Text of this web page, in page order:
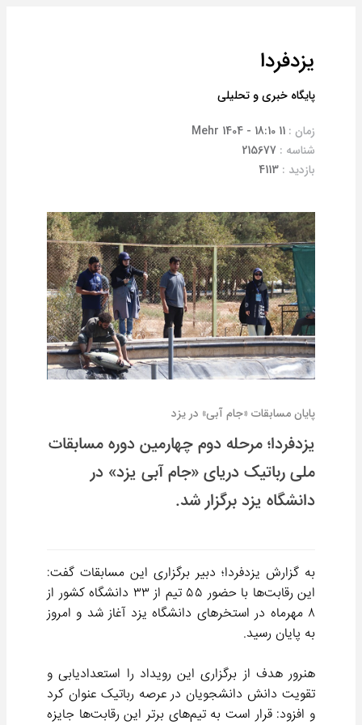
یزدفردا
پایگاه خبری و تحلیلی
زمان : 11 Mehr 1404 - 18:10
شناسه : 215677
بازدید : 4113
پایان مسابقات «جام آبی» در یزد
یزدفردا؛ مرحله دوم چهارمین دوره مسابقات
ملی رباتیک دریای «جام آبی یزد» در
دانشگاه یزد برگزار شد.
به گزارش یزدفردا؛ دبیر برگزاری این مسابقات گفت:
این رقابت‌ها با حضور ۵۵ تیم از ۳۳ دانشگاه کشور از
۸ مهرماه در استخر‌های دانشگاه یزد آغاز شد و امروز
به پایان رسید.
هنرور هدف از برگزاری این رویداد را استعدادیابی و
تقویت دانش دانشجویان در عرصه رباتیک عنوان کرد
و افزود: قرار است به تیم‌های برتر این رقابت‌ها جایزه